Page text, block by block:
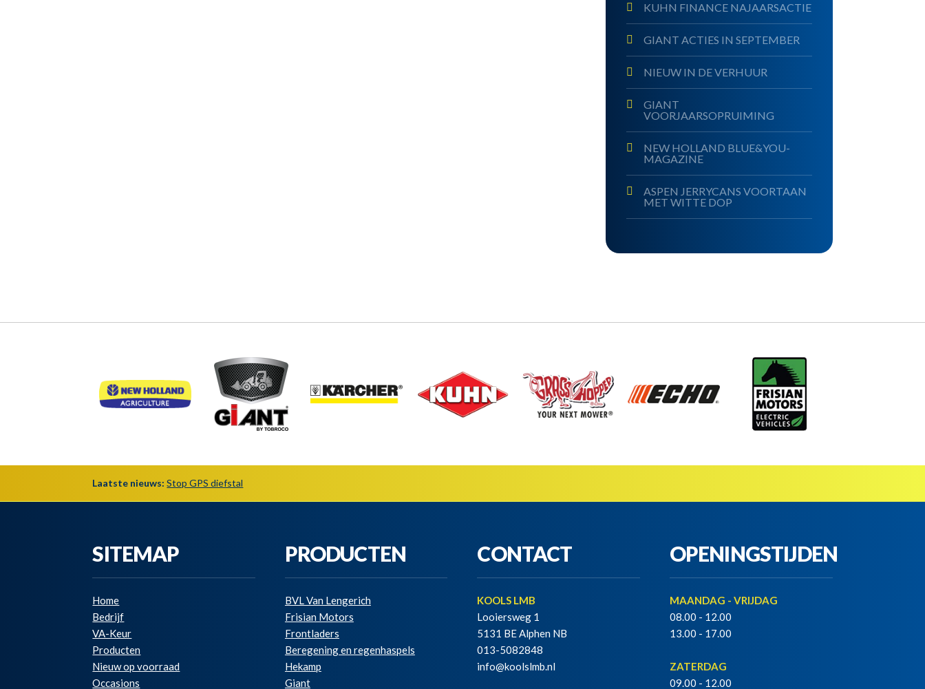
KUHN FINANCE NAJAARSACTIE
GIANT ACTIES IN SEPTEMBER
NIEUW IN DE VERHUUR
GIANT
VOORJAARSOPRUIMING
NEW HOLLAND BLUE&YOU-
MAGAZINE
ASPEN JERRYCANS VOORTAAN
MET WITTE DOP
Laatste nieuws: Stop GPS diefstal
SITEMAP
Home
Bedrijf
VA-Keur
Producten
Nieuw op voorraad
Occasions
PRODUCTEN
BVL Van Lengerich
Frisian Motors
Frontladers
Beregening en regenhaspels
Hekamp
Giant
CONTACT
KOOLS LMB
Looiersweg 1
5131 BE Alphen NB
013-5082848
info@koolslmb.nl
OPENINGSTIJDEN
MAANDAG - VRIJDAG
08.00 - 12.00
13.00 - 17.00
ZATERDAG
09.00 - 12.00